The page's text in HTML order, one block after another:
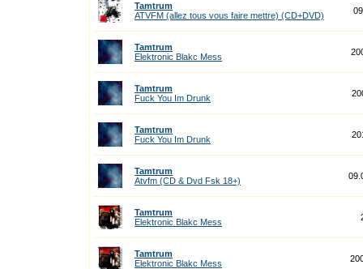
Tamtrum
ATVFM (allez tous vous faire mettre) (CD+DVD)
Tamtrum
Elektronic Blakc Mess
Tamtrum
Fuck You Im Drunk
Tamtrum
Fuck You Im Drunk
Tamtrum
Atvfm (CD & Dvd Fsk 18+)
Tamtrum
Elektronic Blakc Mess
Tamtrum
Elektronic Blakc Mess